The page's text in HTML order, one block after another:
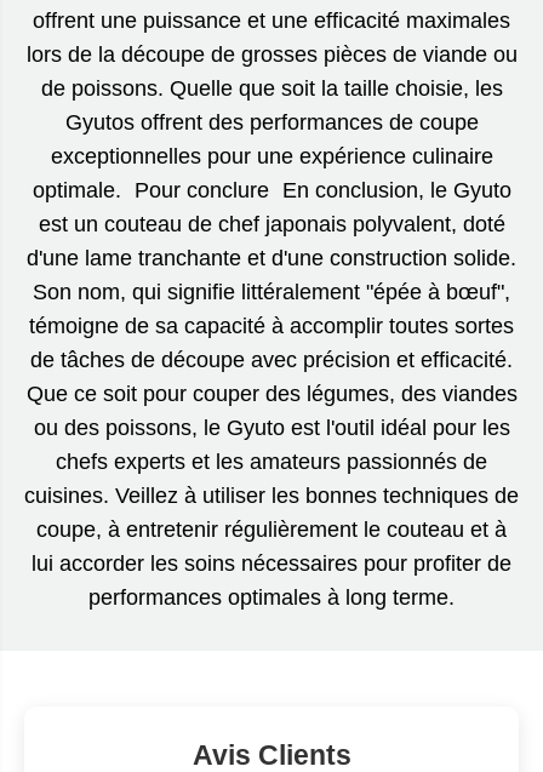
offrent une puissance et une efficacité maximales
lors de la découpe de grosses pièces de viande ou
de poissons. Quelle que soit la taille choisie, les
Gyutos offrent des performances de coupe
exceptionnelles pour une expérience culinaire
optimale. Pour conclure En conclusion, le Gyuto
est un couteau de chef japonais polyvalent, doté
d'une lame tranchante et d'une construction solide.
Son nom, qui signifie littéralement "épée à bœuf",
témoigne de sa capacité à accomplir toutes sortes
de tâches de découpe avec précision et efficacité.
Que ce soit pour couper des légumes, des viandes
ou des poissons, le Gyuto est l'outil idéal pour les
chefs experts et les amateurs passionnés de
cuisines. Veillez à utiliser les bonnes techniques de
coupe, à entretenir régulièrement le couteau et à
lui accorder les soins nécessaires pour profiter de
performances optimales à long terme.
Avis Clients